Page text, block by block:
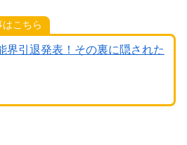
こちら
界引退発表！その裏に隠された